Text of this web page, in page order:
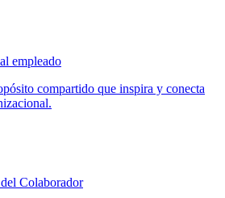
empleado
compartido que inspira y conecta
Colaborador